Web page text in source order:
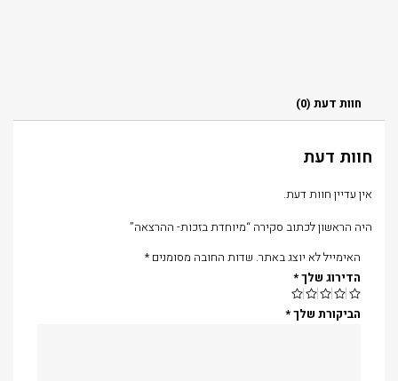
חוות דעת (0)
חוות דעת
אין עדיין חוות דעת.
היה הראשון לכתוב סקירה “מיוחדת בזכות- ההרצאה”
האימייל לא יוצג באתר. שדות החובה מסומנים *
הדירוג שלך*
הביקורת שלך*